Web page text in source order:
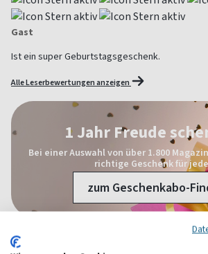
Gast
Ist ein super Geburtstagsgeschenk.
Alle Leserbewertungen anzeigen
1 Jahr Freude
Bei einer Auswahl von über 1.800
richtige Geschenk für
zum Geschenkabo-